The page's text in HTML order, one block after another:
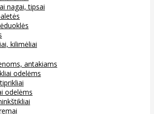
nagai, tipsai
kilimėliai
antakiams
odelėms
odelėms